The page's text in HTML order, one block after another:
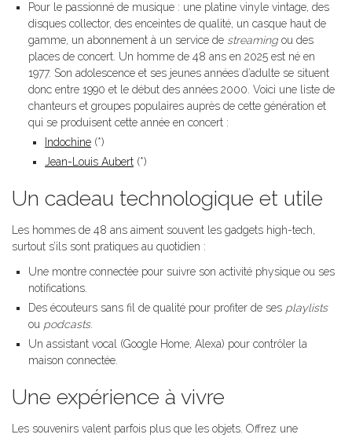
Pour le passionné de musique : une platine vinyle vintage, des
disques collector, des enceintes de qualité, un casque haut de
gamme, un abonnement à un service de streaming ou des
places de concert. Un homme de 48 ans en 2025 est né en
1977. Son adolescence et ses jeunes années d’adulte se situent
donc entre 1990 et le début des années 2000. Voici une liste de
chanteurs et groupes populaires auprès de cette génération et
qui se produisent cette année en concert :
Indochine (*)
Jean-Louis Aubert (*)
Un cadeau technologique et utile
Les hommes de 48 ans aiment souvent les gadgets high-tech,
surtout s’ils sont pratiques au quotidien :
Une montre connectée pour suivre son activité physique ou ses
notifications.
Des écouteurs sans fil de qualité pour profiter de ses playlists
ou podcasts.
Un assistant vocal (Google Home, Alexa) pour contrôler la
maison connectée.
Une expérience à vivre
Les souvenirs valent parfois plus que les objets. Offrez une